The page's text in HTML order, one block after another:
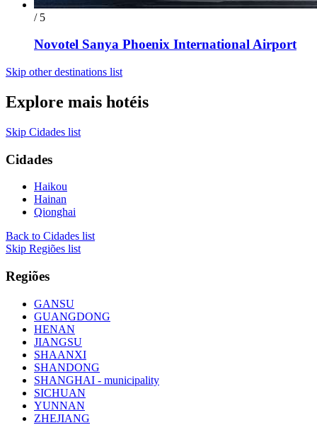
/ 5
Novotel Sanya Phoenix International Airport
Skip other destinations list
Explore mais hotéis
Skip Cidades list
Cidades
Haikou
Hainan
Qionghai
Back to Cidades list
Skip Regiões list
Regiões
GANSU
GUANGDONG
HENAN
JIANGSU
SHAANXI
SHANDONG
SHANGHAI - municipality
SICHUAN
YUNNAN
ZHEJIANG